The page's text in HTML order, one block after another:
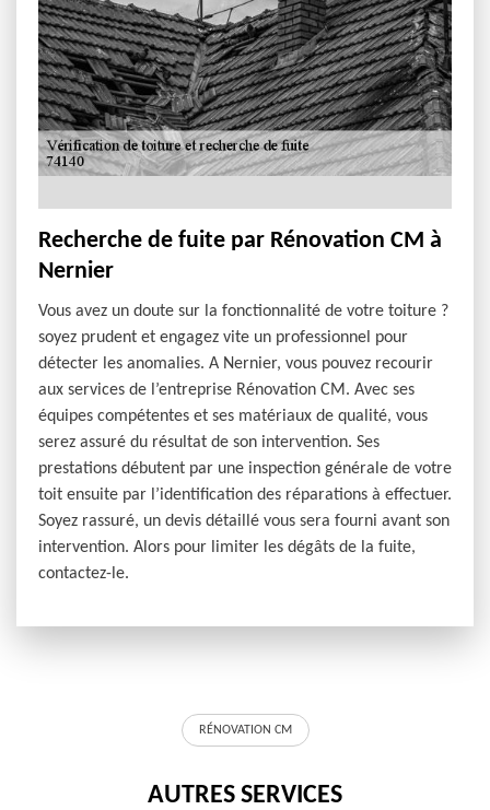
Recherche de fuite par Rénovation CM à
Nernier
Vous avez un doute sur la fonctionnalité de votre toiture ?
soyez prudent et engagez vite un professionnel pour
détecter les anomalies. A Nernier, vous pouvez recourir
aux services de l’entreprise Rénovation CM. Avec ses
équipes compétentes et ses matériaux de qualité, vous
serez assuré du résultat de son intervention. Ses
prestations débutent par une inspection générale de votre
toit ensuite par l’identification des réparations à effectuer.
Soyez rassuré, un devis détaillé vous sera fourni avant son
intervention. Alors pour limiter les dégâts de la fuite,
contactez-le.
RÉNOVATION CM
AUTRES SERVICES